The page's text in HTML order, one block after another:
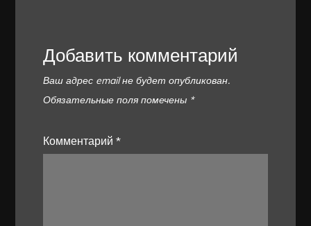
Добавить комментарий
Ваш адрес email не будет опубликован.
Обязательные поля помечены *
Комментарий*